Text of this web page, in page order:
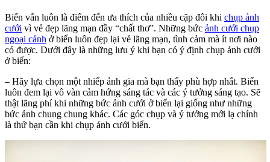
Biển vẫn luôn là điểm đến ưa thích của nhiều cặp đôi khi chụp ảnh
cưới vì vẻ đẹp lãng mạn đầy “chất thơ”. Những bức ảnh cưới chụp
ngoại cảnh ở biển luôn đẹp lại vẻ lãng mạn, tình cảm mà ít nơi nào
có được. Dưới đây là những lưu ý khi bạn có ý định chụp ảnh cưới
ở biển:
– Hãy lựa chọn một nhiếp ảnh gia mà bạn thấy phù hợp nhất. Biển
luôn đem lại vô vàn cảm hứng sáng tác và các ý tưởng sáng tạo. Sẽ
thật lãng phí khi những bức ảnh cưới ở biển lại giống như những
bức ảnh chung chung khác. Các góc chụp và ý tưởng mới lạ chính
là thứ bạn cần khi chụp ảnh cưới biển.